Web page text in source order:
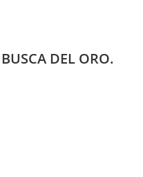
DEL ORO.